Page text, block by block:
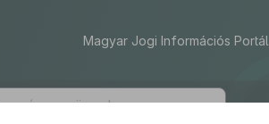
Magyar Jogi Információs Portál